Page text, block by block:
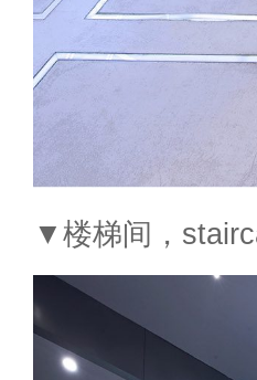
▼楼梯间，